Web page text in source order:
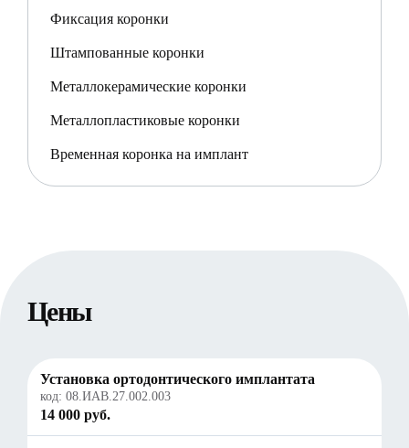
Фиксация коронки
Штампованные коронки
Металлокерамические коронки
Металлопластиковые коронки
Временная коронка на имплант
Цены
Установка ортодонтического имплантата
код: 08.ИАВ.27.002.003
14 000 руб.